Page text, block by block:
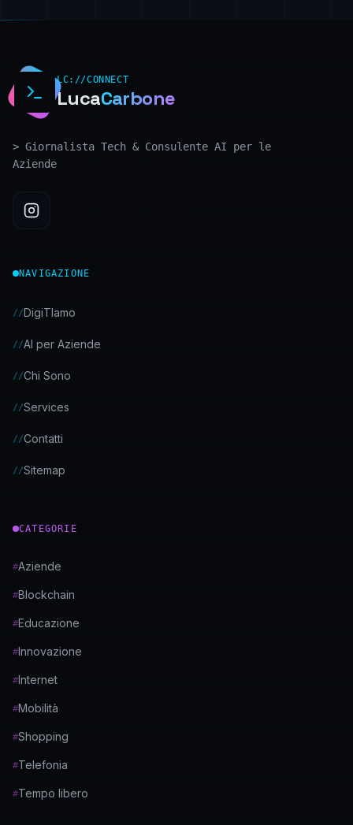
LC://CONNECT
LucaCarbone
> Giornalista Tech & Consulente AI per le
Aziende
NAVIGAZIONE
//DigiTIamo
//AI per Aziende
//Chi Sono
//Services
//Contatti
//Sitemap
CATEGORIE
#Aziende
#Blockchain
#Educazione
#Innovazione
#Internet
#Mobilità
#Shopping
#Telefonia
#Tempo libero